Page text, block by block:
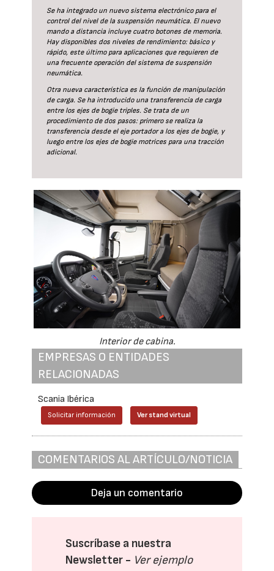
Se ha integrado un nuevo sistema electrónico para el
control del nivel de la suspensión neumática. El nuevo
mando a distancia incluye cuatro botones de memoria.
Hay disponibles dos niveles de rendimiento: básico y
rápido, este último para aplicaciones que requieren de
una frecuente operación del sistema de suspensión
neumática.
Otra nueva característica es la función de manipulación
de carga. Se ha introducido una transferencia de carga
entre los ejes de bogie triples. Se trata de un
procedimiento de dos pasos: primero se realiza la
transferencia desde el eje portador a los ejes de bogie, y
luego entre los ejes de bogie motrices para una tracción
adicional.
Interior de cabina.
EMPRESAS O ENTIDADES
RELACIONADAS
Scania Ibérica
Solicitar información Ver stand virtual
COMENTARIOS AL ARTÍCULO/NOTICIA
Deja un comentario
Suscríbase a nuestra
Newsletter - Ver ejemplo